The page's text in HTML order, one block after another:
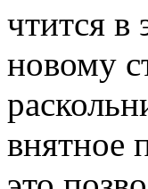
чтится в
новому
внятное